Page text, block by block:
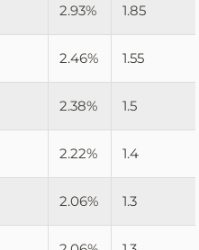
2.93% 1.85
2.46% 1.55
2.38% 1.5
2.22% 1.4
2.06% 1.3